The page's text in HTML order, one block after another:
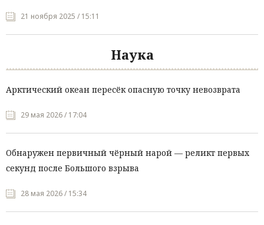
21 ноября 2025 / 15:11
Наука
Арктический океан пересёк опасную точку невозврата
29 мая 2026 / 17:04
Обнаружен первичный чёрный нарой — реликт первых
секунд после Большого взрыва
28 мая 2026 / 15:34